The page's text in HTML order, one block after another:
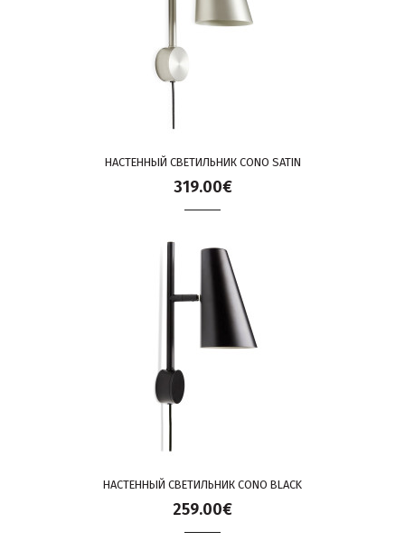
НАСТЕННЫЙ СВЕТИЛЬНИК CONO SATIN
319.00€
НАСТЕННЫЙ СВЕТИЛЬНИК CONO BLACK
259.00€